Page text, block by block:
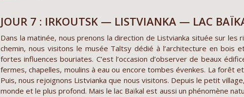
JOUR 7 : IRKOUTSK — LISTVIANKA — LAC
Dans la matinée, nous prenons la direction de Listvianka située sur les
chemin, nous visitons le musée Taltsy dédié à l’architecture en bois
fortes influences bouriates. C’est l’occasion d’observer de beaux
fermes, chapelles, moulins à eau ou encore tombes évenkes. La forêt
Puis, nous rejoignons Listvianka que nous visitons. Depuis le petit
monde et le plus profond. Mais le lac Baïkal est aussi un phénomène